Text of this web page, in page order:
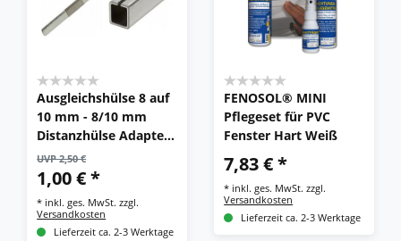
Ausgleichshülse 8 auf
10 mm - 8/10 mm
Distanzhülse Adapter
für Vierkantstift
UVP 2,50 €
1,00 € *
* inkl. ges. MwSt. zzgl.
Versandkosten
Lieferzeit ca. 2-3 Werktage
FENOSOL® MINI
Pflegeset für PVC
Fenster Hart Weiß
7,83 € *
* inkl. ges. MwSt. zzgl.
Versandkosten
Lieferzeit ca. 2-3 Werktage